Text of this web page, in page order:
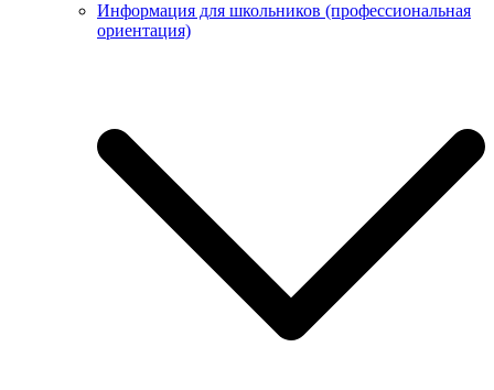
Информация для школьников (профессиональная
ориентация)